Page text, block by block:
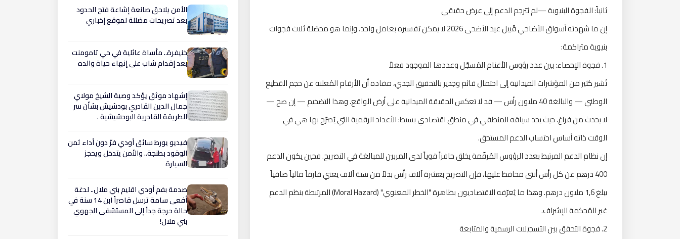
ثانياً: الفجوة البنيوية —لم يُترجم الدعم إلى عرض حقيقي
إن ما شهدته أسواق الأضاحي قُبيل عيد الأضحى 2026 لا يمكن تفسيره بعامل واحد، وإنما هو محصّلة ثلاث فجوات
بنيوية متراكمة:
1. فجوة الإحصاء: بين عدد رؤوس الأغنام المُسجَّل وعددها الموجود فعلاً
تُشير كثير من المؤشرات الميدانية إلى احتمال قائم وجدير بالتحقيق الجدي، مفاده أن الأرقام المُعلنة عن حجم القطيع
الوطني — والبالغة 40 مليون رأس — قد لا تعكس الحقيقة الميدانية على أرض الواقع. وهذا التضخيم — إن صح —
لا يحدث من فراغ، حيث يجد سياقه المنطقي في منطق اقتصادي بسيط: الأعداد الرقمية التي يُصرَّح بها هي في
الوقت ذاته أساس احتساب الدعم المستحق.
إن نظام الدعم المرتبط بعدد الرؤوس المُرقّمة يخلق حافزاً قوياً لدى المربين للمبالغة في التصريح. فحين يكون الدعم
400 درهم عن كل رأس أنثى محافظ عليها، فإن التصريح بعشرة آلاف رأس بدلاً من ستة آلاف يعني فارقاً مالياً صافياً
يبلغ 1,6 مليون درهم. وهذا ما يُعرّفه الاقتصاديون بظاهرة "الخطر المعنوي" (Moral Hazard) المرتبطة بنظم الدعم
غير المُحكمة الإشراف.
2. فجوة التحقق بين التسجيلات الرسمية والمتابعة
الأمن يلاحق صانعة إشاعة فتح الحدود
بعد تصريحات مضللة لموقع إخباري
​خنيفرة.. مأساة عائلية في حي تامومنت
بعد إقدام شاب على إنهاء حياة والده
إشهاد موثق يؤكد وصية الشيخ مولاي
جمال الدين القادري بودشيش بشأن سر
الطريقة القادرية البودشيشية .
فيديو يورط سائق أودي فرّ دون أداء ثمن
الوقود بطنجة.. والأمن يتدخل ويحجز
السيارة
صدمة بفم أودي اقليم بني ملال.. لدغة
أفعى سامة ترسل قاصراً ابن 14 سنة في
حالة حرجة جداً إلى المستشفى الجهوي
بني ملال!